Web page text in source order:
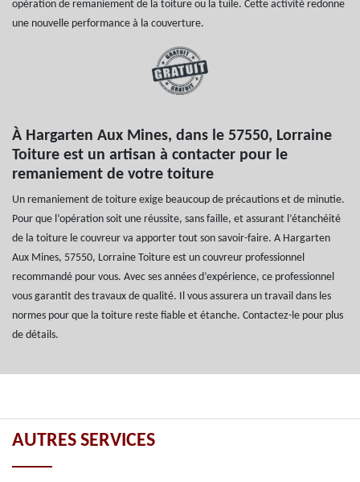
opération de remaniement de la toiture ou la tuile. Cette activité redonne
une nouvelle performance à la couverture.
À Hargarten Aux Mines, dans le 57550, Lorraine
Toiture est un artisan à contacter pour le
remaniement de votre toiture
Un remaniement de toiture exige beaucoup de précautions et de minutie.
Pour que l’opération soit une réussite, sans faille, et assurant l’étanchéité
de la toiture le couvreur va apporter tout son savoir-faire. A Hargarten
Aux Mines, 57550, Lorraine Toiture est un couvreur professionnel
recommandé pour vous. Avec ses années d’expérience, ce professionnel
vous garantit des travaux de qualité. Il vous assurera un travail dans les
normes pour que la toiture reste fiable et étanche. Contactez-le pour plus
de détails.
AUTRES SERVICES